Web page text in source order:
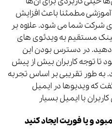
مطمئنا باعث افزایش
شرکت شما می شود. علاوه بر
مستقیم به ویدئوی های
دهید. در دسترس بودن این
تا توجه کاربران بیش از پیش
طور تقریبی بر اساس تجربه
ویدیوها در ایمیل
با ایمیل بسیار